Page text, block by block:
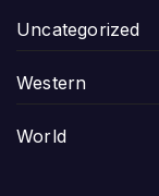
Uncategorized
Western
World